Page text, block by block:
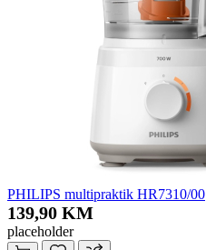
PHILIPS multipraktik HR7310/00
139,90 KM
placeholder